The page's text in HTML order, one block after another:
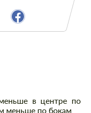
в центре по
меньше по бокам